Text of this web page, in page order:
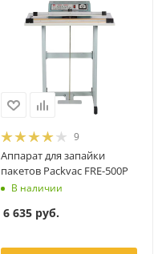
9
Аппарат для запайки
пакетов Packvac FRE-500P
В наличии
6 635 руб.